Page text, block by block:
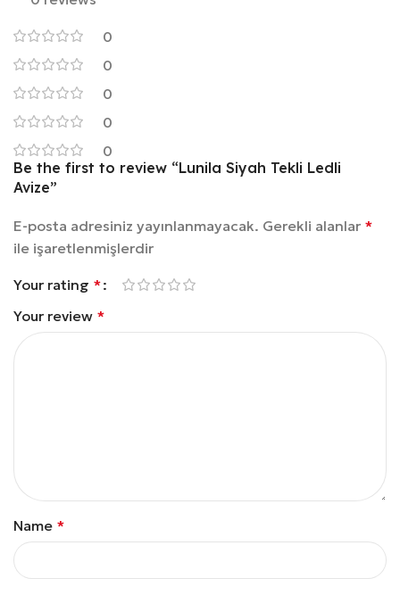
0
0
0
0
0
Be the first to review “Lunila Siyah Tekli Ledli
Avize”
E-posta adresiniz yayınlanmayacak. Gerekli alanlar *
ile işaretlenmişlerdir
Your rating *
Your review *
Name *